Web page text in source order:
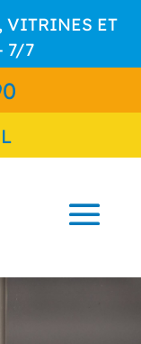
VITRINES ET
7/7